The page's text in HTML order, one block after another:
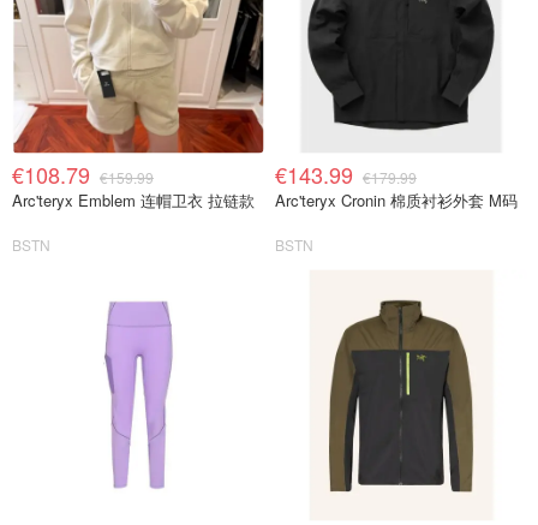
€108.79 €159.99
Arc'teryx Emblem 连帽卫衣 拉链款
BSTN
€143.99 €179.99
Arc'teryx Cronin 棉质衬衫外套 M码
BSTN